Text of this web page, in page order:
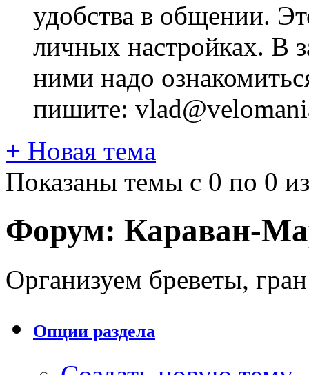
удобства в общении.
личных настройках. В
ними надо
пишите:
+ Новая тема
Показаны темы с 0 по 0
Форум: Караван-
Организуем бреветы,
Опции раздела